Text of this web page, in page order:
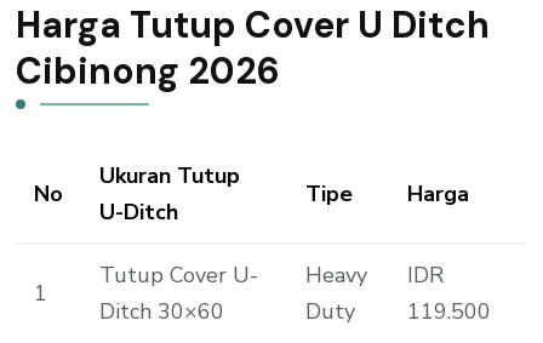
Harga Tutup Cover U Ditch
Cibinong 2026
No
Ukuran Tutup
U-Ditch
Tipe Harga
1
Tutup Cover U-
Ditch 30×60
Heavy
Duty
IDR
119.500